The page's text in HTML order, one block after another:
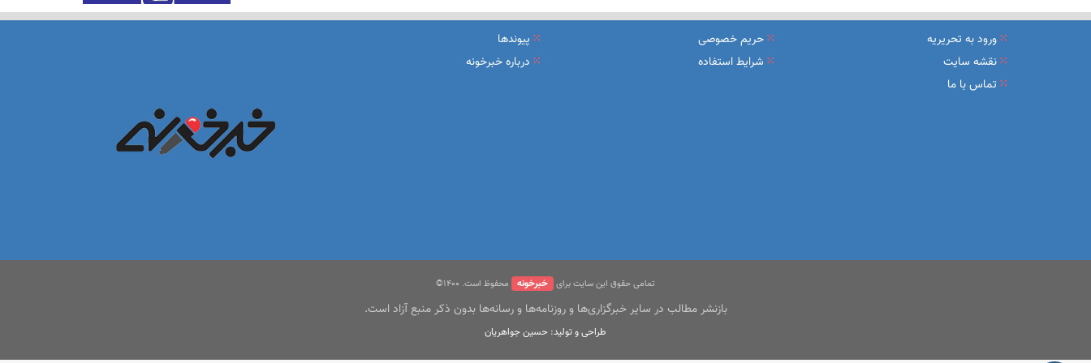
عقد تفاهم نامه عرضه محصول «مستمری مادام العمر ارس» بین شرکت بیمه باران و گروه صنعتی انتخاب
ورود به تحریریه
نقشه سایت
تماس با ما
حریم خصوصی
شرایط استفاده
پیوندها
درباره خبرخونه
تمامی حقوق این سایت برای خبرخونه محفوظ است. ۱400©
بازنشر مطالب در سایر خبرگزاری‌ها و روزنامه‌ها و رسانه‌ها بدون ذکر منبع آزاد است.
طراحی و تولید: حسین جواهریان